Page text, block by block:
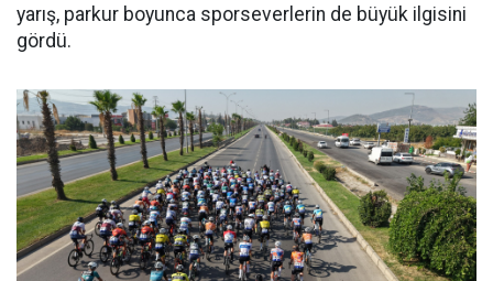
yarış, parkur boyunca sporseverlerin de büyük ilgisini
gördü.